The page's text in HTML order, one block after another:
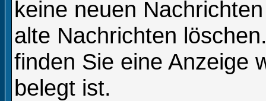
keine neuen
alte Nachrichten
finden Sie eine Anzeige
belegt ist.